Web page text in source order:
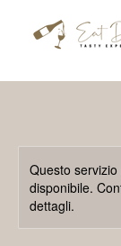
Questo
disponibile.
dettagli.